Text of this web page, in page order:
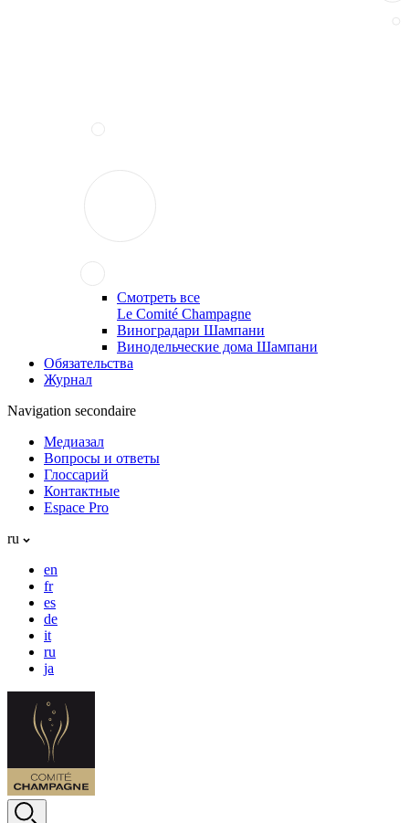
Смотреть все
Le Comité Champagne
Виноградари Шампани
Винодельческие дома Шампани
Обязательства
Журнал
Navigation secondaire
Медиазал
Вопросы и ответы
Глоссарий
Контактные
Espace Pro
ru
en
fr
es
de
it
ru
ja